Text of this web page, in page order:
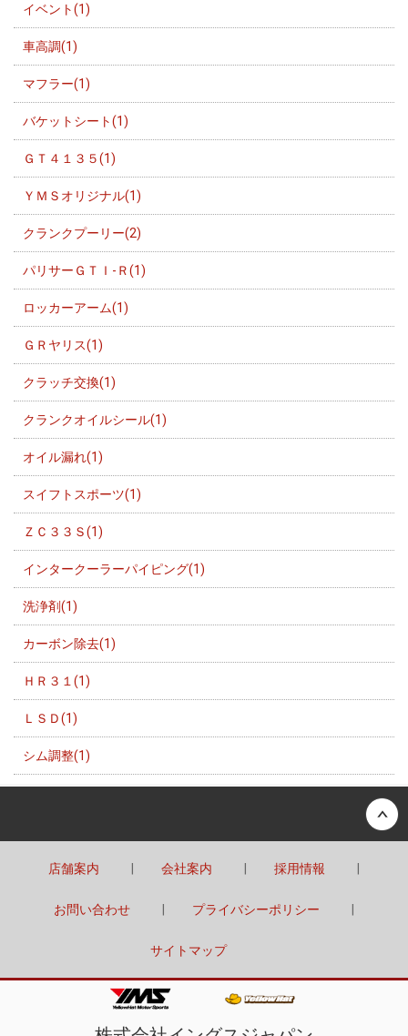
イベント(1)
車高調(1)
マフラー(1)
バケットシート(1)
ＧＴ４１３５(1)
ＹＭＳオリジナル(1)
クランクプーリー(2)
パリサーＧＴＩ-Ｒ(1)
ロッカーアーム(1)
ＧＲヤリス(1)
クラッチ交換(1)
クランクオイルシール(1)
オイル漏れ(1)
スイフトスポーツ(1)
ＺＣ３３Ｓ(1)
インタークーラーパイピング(1)
洗浄剤(1)
カーボン除去(1)
ＨＲ３１(1)
ＬＳＤ(1)
シム調整(1)
店舗案内 会社案内 採用情報
お問い合わせ プライバシーポリシー
サイトマップ